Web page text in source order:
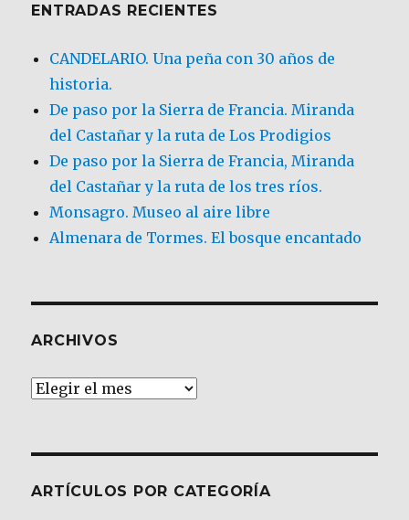
ENTRADAS RECIENTES
CANDELARIO. Una peña con 30 años de
historia.
De paso por la Sierra de Francia. Miranda
del Castañar y la ruta de Los Prodigios
De paso por la Sierra de Francia, Miranda
del Castañar y la ruta de los tres ríos.
Monsagro. Museo al aire libre
Almenara de Tormes. El bosque encantado
ARCHIVOS
Archivos
ARTÍCULOS POR CATEGORÍA